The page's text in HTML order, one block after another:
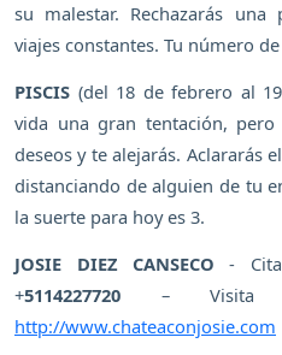
su malestar. Rechazarás
viajes constantes. Tu número
PISCIS (del 18 de febrero al
vida una gran tentación,
deseos y te alejarás. Aclararás
distanciando de alguien de tu
la suerte para hoy es 3.
JOSIE DIEZ CANSECO -
+5114227720 – Visita
http://www.chateaconjosie.com